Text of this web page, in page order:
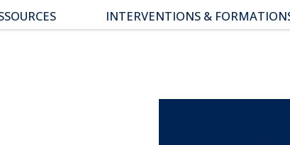
INTERVENTIONS &